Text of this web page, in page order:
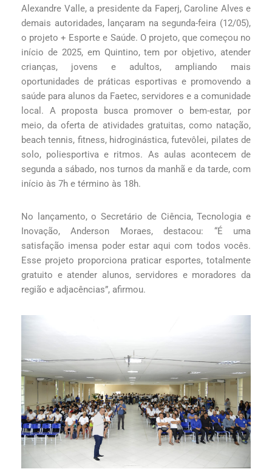
Alexandre Valle, a presidente da Faperj, Caroline Alves e
demais autoridades, lançaram na segunda-feira (12/05),
o projeto + Esporte e Saúde. O projeto, que começou no
início de 2025, em Quintino, tem por objetivo, atender
crianças, jovens e adultos, ampliando mais
oportunidades de práticas esportivas e promovendo a
saúde para alunos da Faetec, servidores e a comunidade
local. A proposta busca promover o bem-estar, por
meio, da oferta de atividades gratuitas, como natação,
beach tennis, fitness, hidroginástica, futevôlei, pilates de
solo, poliesportiva e ritmos. As aulas acontecem de
segunda a sábado, nos turnos da manhã e da tarde, com
início às 7h e término às 18h.
No lançamento, o Secretário de Ciência, Tecnologia e
Inovação, Anderson Moraes, destacou: “É uma
satisfação imensa poder estar aqui com todos vocês.
Esse projeto proporciona praticar esportes, totalmente
gratuito e atender alunos, servidores e moradores da
região e adjacências”, afirmou.